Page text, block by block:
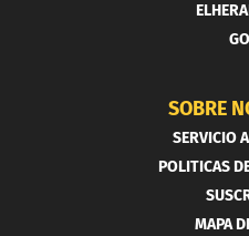
SOBRE
SERVICIO
POLITICAS
MAPA